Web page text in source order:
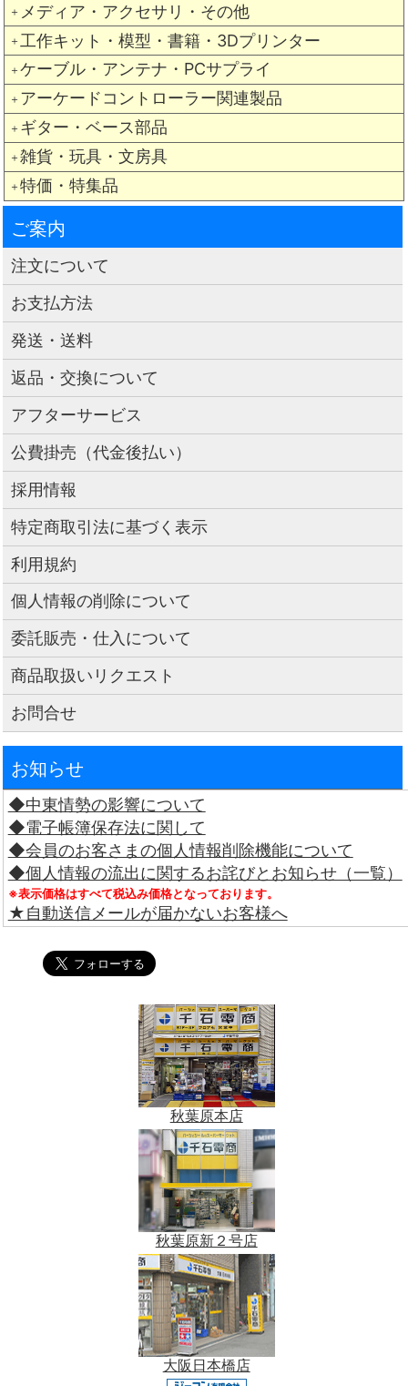
＋ メディア・アクセサリ・その他
＋ 工作キット・模型・書籍・3Dプリンター
＋ ケーブル・アンテナ・PCサプライ
＋ アーケードコントローラー関連製品
＋ ギター・ベース部品
＋ 雑貨・玩具・文房具
＋ 特価・特集品
ご案内
注文について
お支払方法
発送・送料
返品・交換について
アフターサービス
公費掛売（代金後払い）
採用情報
特定商取引法に基づく表示
利用規約
個人情報の削除について
委託販売・仕入について
商品取扱いリクエスト
お問合せ
お知らせ
◆中東情勢の影響について
◆電子帳簿保存法に関して
◆会員のお客さまの個人情報削除機能について
◆個人情報の流出に関するお詫びとお知らせ（一覧）
※表示価格はすべて税込み価格となっております。
★自動送信メールが届かないお客様へ
秋葉原本店
秋葉原新２号店
大阪日本橋店